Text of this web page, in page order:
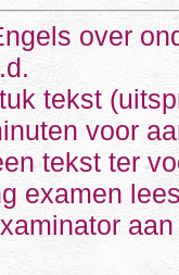
over
tekst
voor
tekst ter
examen